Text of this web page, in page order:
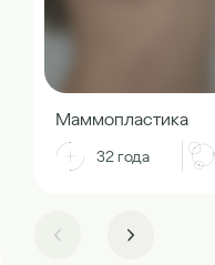
Маммопластика
32 года